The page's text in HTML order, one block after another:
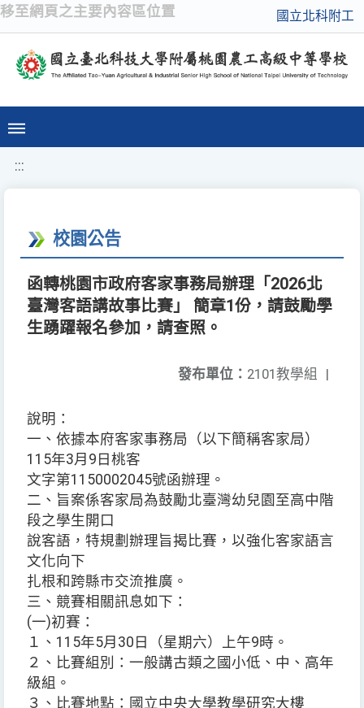
移至網頁之主要內容區位置 國立北科附工
:::
校園公告
函轉桃園市政府客家事務局辦理「2026北
臺灣客語講故事比賽」 簡章1份，請鼓勵學
生踴躍報名參加，請查照。
發布單位： 2101教學組 |
說明：
一、依據本府客家事務局（以下簡稱客家局）
115年3月9日桃客
文字第1150002045號函辦理。
二、旨案係客家局為鼓勵北臺灣幼兒園至高中階
段之學生開口
說客語，特規劃辦理旨揭比賽，以強化客家語言
文化向下
扎根和跨縣市交流推廣。
三、競賽相關訊息如下：
(一)初賽：
１、115年5月30日（星期六）上午9時。
２、比賽組別：一般講古類之國小低、中、高年
級組。
３、比賽地點：國立中央大學教學研究大樓